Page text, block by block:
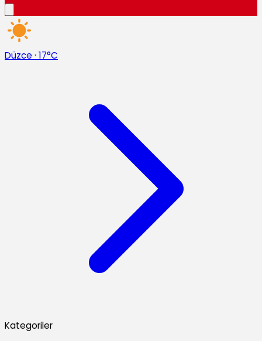
Düzce · 17°C
Kategoriler